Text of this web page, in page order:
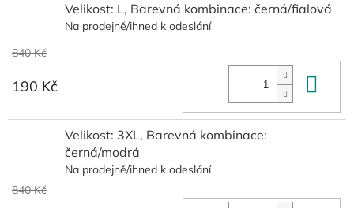
Velikost: L, Barevná kombinace: černá/fialová
Na prodejně/ihned k odeslání
840 Kč
190 Kč
Velikost: 3XL, Barevná kombinace:
černá/modrá
Na prodejně/ihned k odeslání
840 Kč